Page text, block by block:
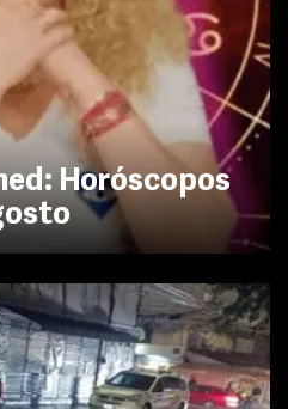
Horóscopos